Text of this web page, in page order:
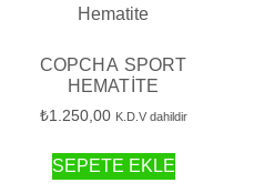
COPCHA SPORT
HEMATITE
₺1.250,00 K.D.V dahildir
SEPETE EKLE